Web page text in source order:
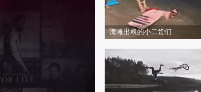
海滩出糗的小二货们